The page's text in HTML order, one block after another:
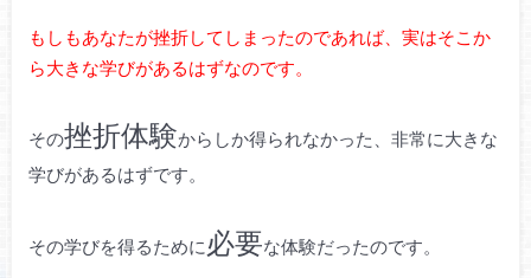
もしもあなたが挫折してしまったのであれば、実はそこか
ら大きな学びがあるはずなのです。
その挫折体験からしか得られなかった、非常に大きな
学びがあるはずです。
その学びを得るために 必要な体験だったのです。